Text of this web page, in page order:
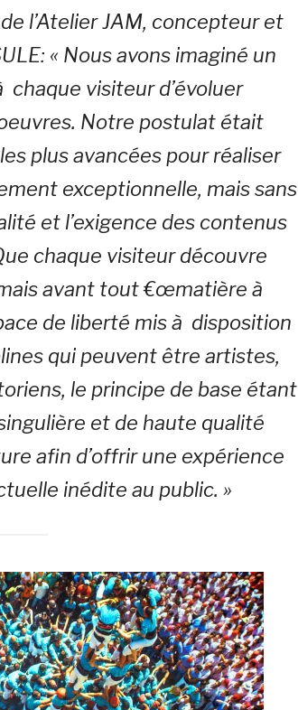
l’Atelier JAM, concepteur et
« Nous avons imaginé un
visiteur d’évoluer
Notre postulat était
plus avancées pour réaliser
exceptionnelle, mais sans
et l’exigence des contenus
chaque visiteur découvre
avant tout €œmatière à
de liberté mis à disposition
qui peuvent être artistes,
le principe de base étant
et de haute qualité
afin d’offrir une expérience
inédite au public. »